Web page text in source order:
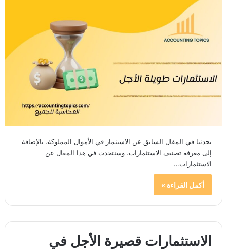
تحدثنا في المقال السابق عن الاستثمار في الأموال المملوكة، بالإضافة
إلى معرفة تصنيف الاستثمارات، وسنتحدث في هذا المقال عن
الاستثمارات…
أكمل القراءة »
الاستثمارات قصيرة الأجل في